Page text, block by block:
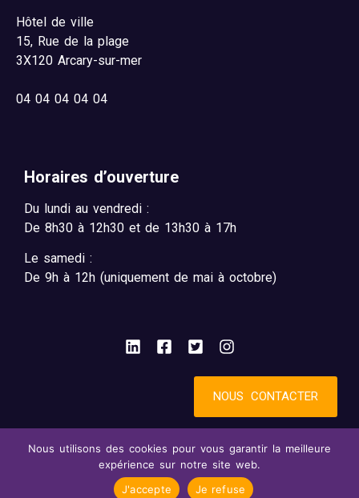
Hôtel de ville
15, Rue de la plage
3X120 Arcary-sur-mer
04 04 04 04 04
Horaires d’ouverture
Du lundi au vendredi :
De 8h30 à 12h30 et de 13h30 à 17h
Le samedi :
De 9h à 12h (uniquement de mai à octobre)
NOUS CONTACTER
Mentions légalesAccessibilité : partiellement conforme
Confidentialité© 2025 - SynBird
Nous utilisons des cookies pour vous garantir la meilleure
expérience sur notre site web.
J'accepte
Je refuse